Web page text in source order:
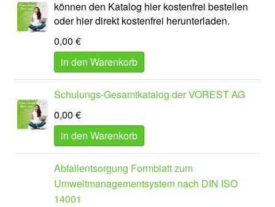
können den Katalog hier kostenfrei bestellen
oder hier direkt kostenfrei herunterladen.
0,00 €
in den Warenkorb
Schulungs-Gesamtkatalog der VOREST AG
0,00 €
in den Warenkorb
Abfallentsorgung Formblatt zum
Umweltmanagementsystem nach DIN ISO
14001